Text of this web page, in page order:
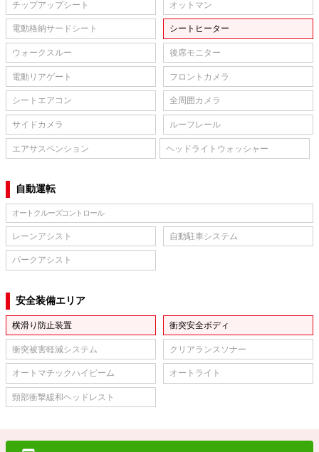
チップアップシート オットマン
電動格納サードシート シートヒーター
ウォークスルー 後席モニター
電動リアゲート フロントカメラ
シートエアコン 全周囲カメラ
サイドカメラ ルーフレール
エアサスペンション ヘッドライトウォッシャー
自動運転
オートクルーズコントロール
レーンアシスト 自動駐車システム
パークアシスト
安全装備エリア
横滑り防止装置 衝突安全ボディ
衝突被害軽減システム クリアランスソナー
オートマチックハイビーム オートライト
頸部衝撃緩和ヘッドレスト